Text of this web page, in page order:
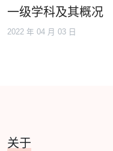
一级学科及其概况
2022 年 04 月 03 日
关于